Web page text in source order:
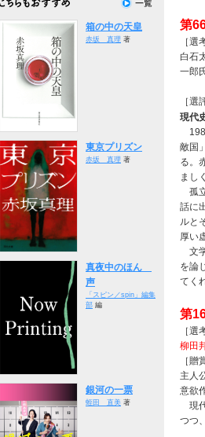
第
［選
白石
一郎
［選
現代
敵国
る。
まし
孤
話に
ルと
厚い
文
を論
てく
第
［選
柳田
［贈
主人
意欲
現
つつ
箱の中の天皇
赤坂 真理 著
東京プリズン
赤坂 真理 著
真夜中のほん
声
「スピン／spin」編集
部 編
銀河の一票
蛭田 直美 著